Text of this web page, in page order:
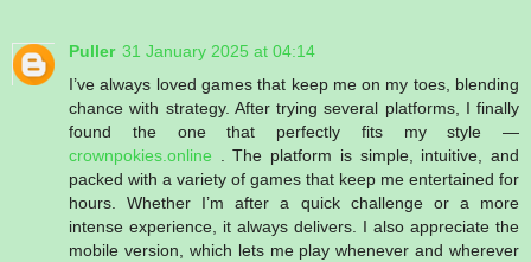
Puller 31 January 2025 at 04:14
I’ve always loved games that keep me on my toes, blending
chance with strategy. After trying several platforms, I finally
found the one that perfectly fits my style —
crownpokies.online . The platform is simple, intuitive, and
packed with a variety of games that keep me entertained for
hours. Whether I’m after a quick challenge or a more
intense experience, it always delivers. I also appreciate the
mobile version, which lets me play whenever and wherever